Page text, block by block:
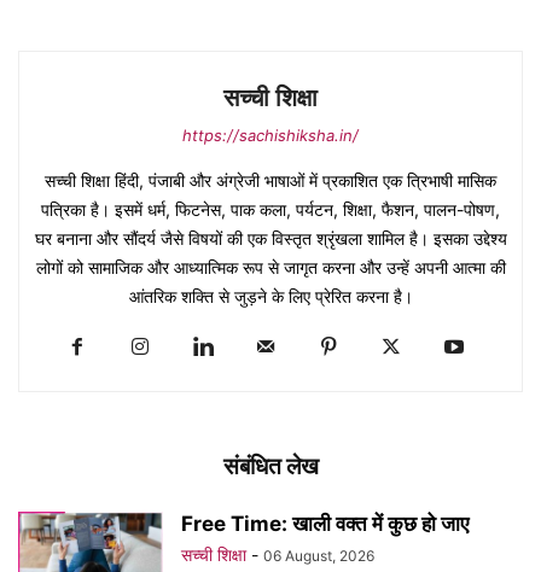
सच्ची शिक्षा
https://sachishiksha.in/
सच्ची शिक्षा हिंदी, पंजाबी और अंग्रेजी भाषाओं में प्रकाशित एक त्रिभाषी मासिक
पत्रिका है। इसमें धर्म, फिटनेस, पाक कला, पर्यटन, शिक्षा, फैशन, पालन-पोषण,
घर बनाना और सौंदर्य जैसे विषयों की एक विस्तृत श्रृंखला शामिल है। इसका उद्देश्य
लोगों को सामाजिक और आध्यात्मिक रूप से जागृत करना और उन्हें अपनी आत्मा की
आंतरिक शक्ति से जुड़ने के लिए प्रेरित करना है।
संबंधित लेख
Free Time: खाली वक्त में कुछ हो जाए
सच्ची शिक्षा - 06 August, 2026